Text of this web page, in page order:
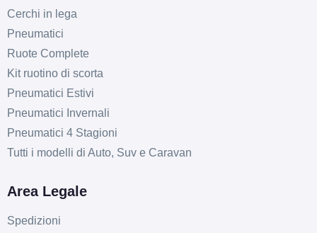
Cerchi in lega
Pneumatici
Ruote Complete
Kit ruotino di scorta
Pneumatici Estivi
Pneumatici Invernali
Pneumatici 4 Stagioni
Tutti i modelli di Auto, Suv e Caravan
Area Legale
Spedizioni